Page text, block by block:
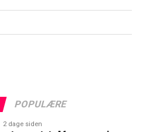
POPULÆRE
2 dage siden